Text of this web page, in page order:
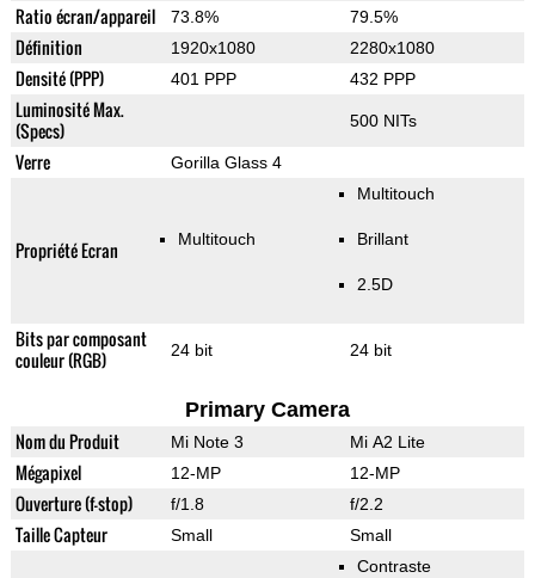
Ratio écran/appareil 73.8% 79.5%
Définition 1920x1080 2280x1080
Densité (PPP) 401 PPP 432 PPP
Luminosité Max.
(Specs)
500 NITs
Verre Gorilla Glass 4
Propriété Ecran Multitouch
Multitouch
Brillant
2.5D
Bits par composant
couleur (RGB)
24 bit 24 bit
Primary Camera
Nom du Produit Mi Note 3 Mi A2 Lite
Mégapixel 12-MP 12-MP
Ouverture (f-stop) f/1.8 f/2.2
Taille Capteur Small Small
Contraste